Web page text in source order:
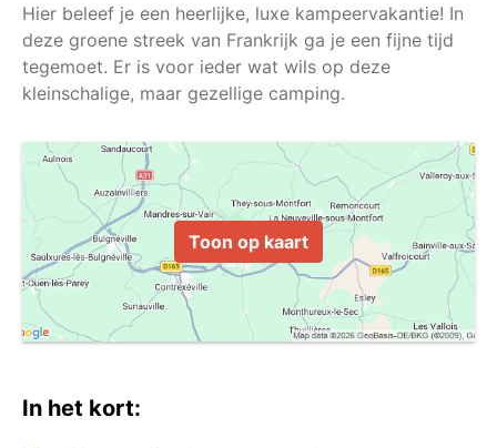
Hier beleef je een heerlijke, luxe kampeervakantie! In
deze groene streek van Frankrijk ga je een fijne tijd
tegemoet. Er is voor ieder wat wils op deze
Toon op kaart
In het kort: